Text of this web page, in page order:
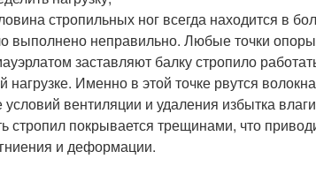
стропильных ног всегда находится в
выполнено неправильно. Любые точки
заставляют балку стропило
нагрузке. Именно в этой точке рвутся
вентиляции и удаления избытка
стропил покрывается трещинами, что
и деформации.